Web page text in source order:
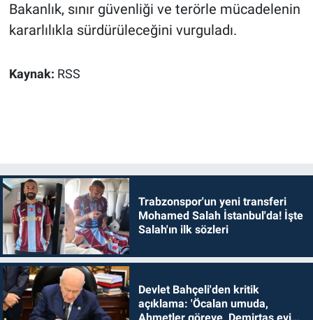
Bakanlık, sınır güvenliği ve terörle mücadelenin
kararlılıkla sürdürüleceğini vurguladı.
Kaynak: RSS
Trabzonspor'un yeni transferi
Mohamed Salah İstanbul'da! İşte
Salah'ın ilk sözleri
Devlet Bahçeli'den kritik
açıklama: 'Öcalan umuda,